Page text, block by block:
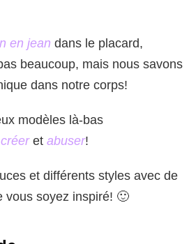
en jean dans le placard,
beaucoup, mais nous savons
dans notre corps!
modèles là-bas
créeret abuser!
et différents styles avec de
vous soyez inspiré! 🙂